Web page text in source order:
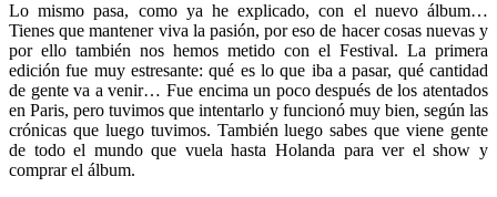
Lo mismo pasa, como ya he explicado, con el nuevo álbum…
Tienes que mantener viva la pasión, por eso de hacer cosas nuevas y
por ello también nos hemos metido con el Festival. La primera
edición fue muy estresante: qué es lo que iba a pasar, qué cantidad
de gente va a venir… Fue encima un poco después de los atentados
en Paris, pero tuvimos que intentarlo y funcionó muy bien, según las
crónicas que luego tuvimos. También luego sabes que viene gente
de todo el mundo que vuela hasta Holanda para ver el show y
comprar el álbum.